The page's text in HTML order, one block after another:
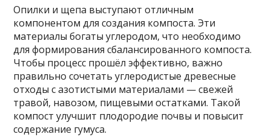
Опилки и щепа выступают отличным
компонентом для создания компоста. Эти
материалы богаты углеродом, что необходимо
для формирования сбалансированного компоста.
Чтобы процесс прошёл эффективно, важно
правильно сочетать углеродистые древесные
отходы с азотистыми материалами — свежей
травой, навозом, пищевыми остатками. Такой
компост улучшит плодородие почвы и повысит
содержание гумуса.